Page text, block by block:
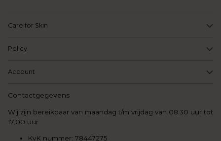
Care for Skin
Policy
Account
Contactgegevens
Wij zijn bereikbaar van maandag t/m vrijdag van 08.30 uur tot
17.00 uur
KvK nummer: 78447275